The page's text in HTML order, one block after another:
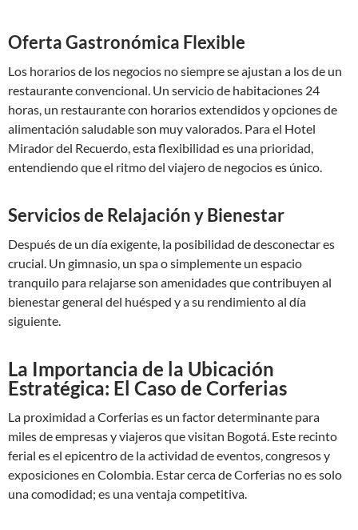
Oferta Gastronómica Flexible
Los horarios de los negocios no siempre se ajustan a los de un
restaurante convencional. Un servicio de habitaciones 24
horas, un restaurante con horarios extendidos y opciones de
alimentación saludable son muy valorados. Para el Hotel
Mirador del Recuerdo, esta flexibilidad es una prioridad,
entendiendo que el ritmo del viajero de negocios es único.
Servicios de Relajación y Bienestar
Después de un día exigente, la posibilidad de desconectar es
crucial. Un gimnasio, un spa o simplemente un espacio
tranquilo para relajarse son amenidades que contribuyen al
bienestar general del huésped y a su rendimiento al día
siguiente.
La Importancia de la Ubicación
Estratégica: El Caso de Corferias
La proximidad a Corferias es un factor determinante para
miles de empresas y viajeros que visitan Bogotá. Este recinto
ferial es el epicentro de la actividad de eventos, congresos y
exposiciones en Colombia. Estar cerca de Corferias no es solo
una comodidad; es una ventaja competitiva.